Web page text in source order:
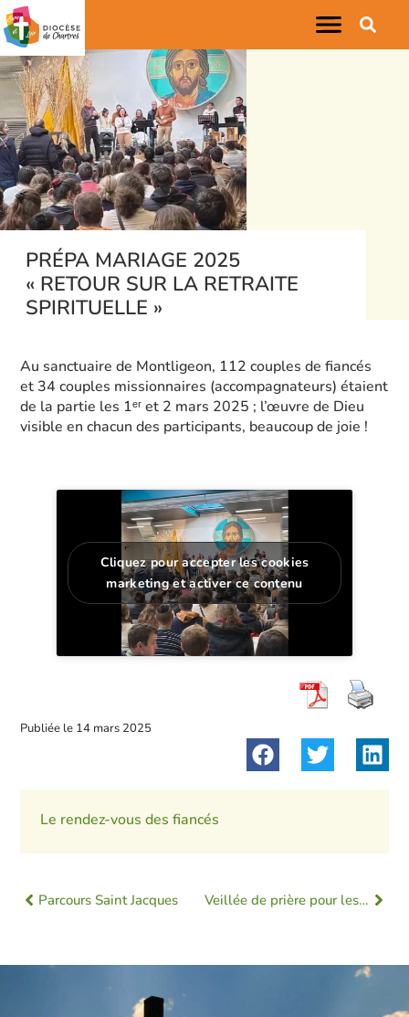
PRÉPA MARIAGE 2025
« RETOUR SUR LA RETRAITE
SPIRITUELLE »
Au sanctuaire de Montligeon, 112 couples de fiancés
et 34 couples missionnaires (accompagnateurs) étaient
de la partie les 1ᵉʳ et 2 mars 2025 ; l’œuvre de Dieu
visible en chacun des participants, beaucoup de joie !
Cliquez pour accepter les cookies
marketing et activer ce contenu
Publiée le 14 mars 2025
Le rendez-vous des fiancés
Parcours Saint Jacques Veillée de prière pour les victimes des abus dans l’Église